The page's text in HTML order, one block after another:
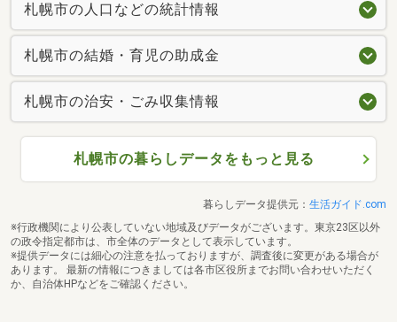
札幌市の人口などの統計情報
札幌市の結婚・育児の助成金
札幌市の治安・ごみ収集情報
札幌市の暮らしデータをもっと見る
暮らしデータ提供元： 生活ガイド.com
※行政機関により公表していない地域及びデータがございます。東京23区以外
の政令指定都市は、市全体のデータとして表示しています。
※提供データには細心の注意を払っておりますが、調査後に変更がある場合が
あります。 最新の情報につきましては各市区役所までお問い合わせいただく
か、自治体HPなどをご確認ください。